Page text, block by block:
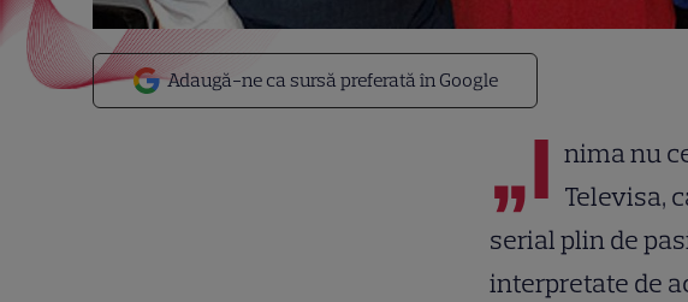
Adaugă-ne ca sursă preferată în Google
„I nima nu
Televisa,
serial plin de
interpretate de